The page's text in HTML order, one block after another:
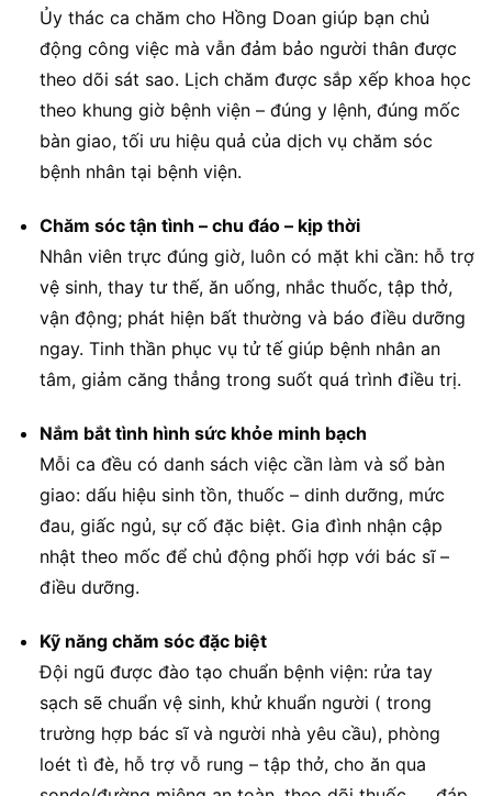
Ủy thác ca chăm cho Hồng Doan giúp bạn chủ
động công việc mà vẫn đảm bảo người thân được
theo dõi sát sao. Lịch chăm được sắp xếp khoa học
theo khung giờ bệnh viện – đúng y lệnh, đúng mốc
bàn giao, tối ưu hiệu quả của dịch vụ chăm sóc
bệnh nhân tại bệnh viện.
Chăm sóc tận tình – chu đáo – kịp thời
Nhân viên trực đúng giờ, luôn có mặt khi cần: hỗ trợ
vệ sinh, thay tư thế, ăn uống, nhắc thuốc, tập thở,
vận động; phát hiện bất thường và báo điều dưỡng
ngay. Tinh thần phục vụ tử tế giúp bệnh nhân an
tâm, giảm căng thẳng trong suốt quá trình điều trị.
Nắm bắt tình hình sức khỏe minh bạch
Mỗi ca đều có danh sách việc cần làm và sổ bàn
giao: dấu hiệu sinh tồn, thuốc – dinh dưỡng, mức
đau, giấc ngủ, sự cố đặc biệt. Gia đình nhận cập
nhật theo mốc để chủ động phối hợp với bác sĩ –
điều dưỡng.
Kỹ năng chăm sóc đặc biệt
Đội ngũ được đào tạo chuẩn bệnh viện: rửa tay
sạch sẽ chuẩn vệ sinh, khử khuẩn người ( trong
trường hợp bác sĩ và người nhà yêu cầu), phòng
loét tì đè, hỗ trợ vỗ rung – tập thở, cho ăn qua